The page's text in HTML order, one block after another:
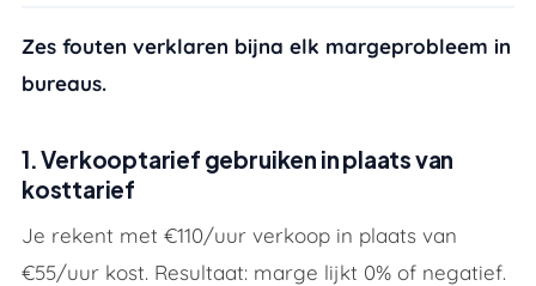
Zes fouten verklaren bijna elk margeprobleem in
bureaus.
1. Verkooptarief gebruiken in plaats van
kosttarief
Je rekent met €110/uur verkoop in plaats van
€55/uur kost. Resultaat: marge lijkt 0% of negatief.